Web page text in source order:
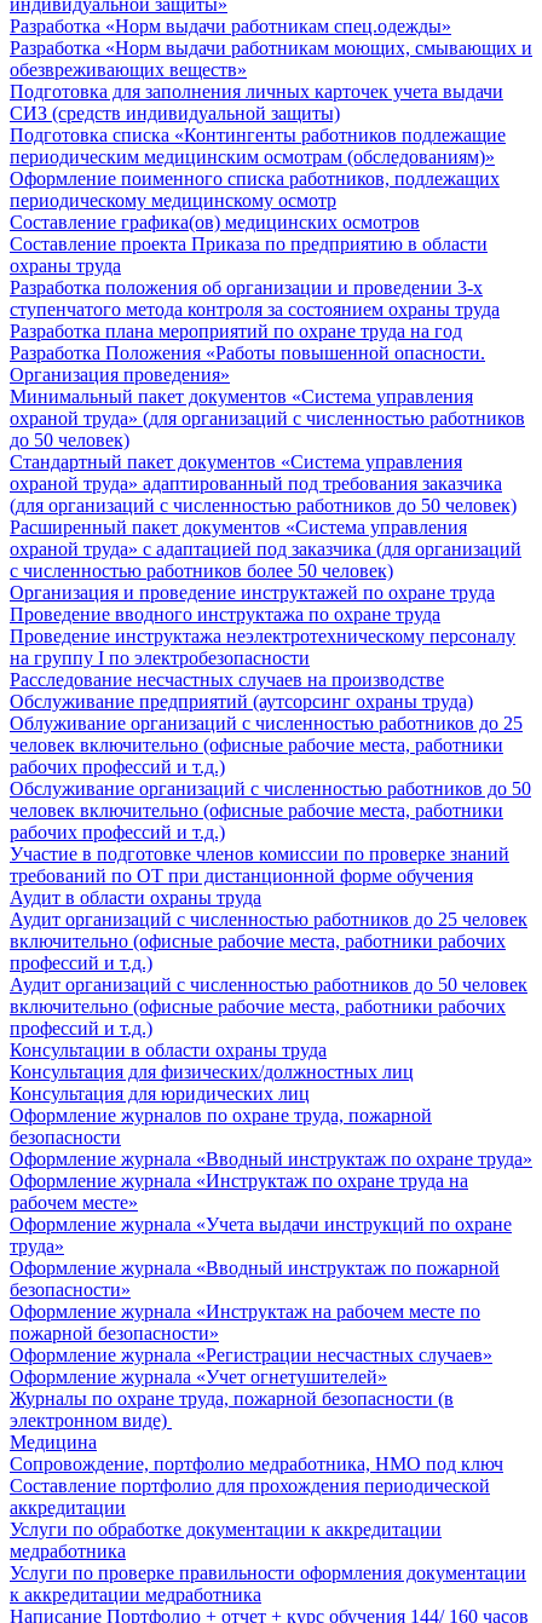
индивидуальной защиты»
Разработка «Норм выдачи работникам спец.одежды»
Разработка «Норм выдачи работникам моющих, смывающих и
обезвреживающих веществ»
Подготовка для заполнения личных карточек учета выдачи
СИЗ (средств индивидуальной защиты)
Подготовка списка «Контингенты работников подлежащие
периодическим медицинским осмотрам (обследованиям)»
Оформление поименного списка работников, подлежащих
периодическому медицинскому осмотр
Составление графика(ов) медицинских осмотров
Составление проекта Приказа по предприятию в области
охраны труда
Разработка положения об организации и проведении 3-х
ступенчатого метода контроля за состоянием охраны труда
Разработка плана мероприятий по охране труда на год
Разработка Положения «Работы повышенной опасности.
Организация проведения»
Минимальный пакет документов «Система управления
охраной труда» (для организаций с численностью работников
до 50 человек)
Стандартный пакет документов «Система управления
охраной труда» адаптированный под требования заказчика
(для организаций с численностью работников до 50 человек)
Расширенный пакет документов «Система управления
охраной труда» с адаптацией под заказчика (для организаций
с численностью работников более 50 человек)
Организация и проведение инструктажей по охране труда
Проведение вводного инструктажа по охране труда
Проведение инструктажа неэлектротехническому персоналу
на группу I по электробезопасности
Расследование несчастных случаев на производстве
Обслуживание предприятий (аутсорсинг охраны труда)
Облуживание организаций с численностью работников до 25
человек включительно (офисные рабочие места, работники
рабочих профессий и т.д.)
Обслуживание организаций с численностью работников до 50
человек включительно (офисные рабочие места, работники
рабочих профессий и т.д.)
Участие в подготовке членов комиссии по проверке знаний
требований по ОТ при дистанционной форме обучения
Аудит в области охраны труда
Аудит организаций с численностью работников до 25 человек
включительно (офисные рабочие места, работники рабочих
профессий и т.д.)
Аудит организаций с численностью работников до 50 человек
включительно (офисные рабочие места, работники рабочих
профессий и т.д.)
Консультации в области охраны труда
Консультация для физических/должностных лиц
Консультация для юридических лиц
Оформление журналов по охране труда, пожарной
безопасности
Оформление журнала «Вводный инструктаж по охране труда»
Оформление журнала «Инструктаж по охране труда на
рабочем месте»
Оформление журнала «Учета выдачи инструкций по охране
труда»
Оформление журнала «Вводный инструктаж по пожарной
безопасности»
Оформление журнала «Инструктаж на рабочем месте по
пожарной безопасности»
Оформление журнала «Регистрации несчастных случаев»
Оформление журнала «Учет огнетушителей»
Журналы по охране труда, пожарной безопасности (в
электронном виде)
Медицина
Сопровождение, портфолио медработника, НМО под ключ
Составление портфолио для прохождения периодической
аккредитации
Услуги по обработке документации к аккредитации
медработника
Услуги по проверке правильности оформления документации
к аккредитации медработника
Написание Портфолио + отчет + курс обучения 144/ 160 часов